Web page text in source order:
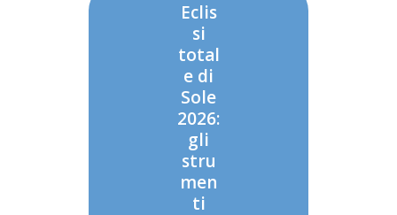
Eclis
si
total
e di
Sole
2026:
gli
stru
men
ti